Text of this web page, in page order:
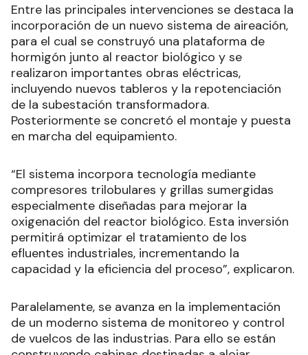
Entre las principales intervenciones se destaca la
incorporación de un nuevo sistema de aireación,
para el cual se construyó una plataforma de
hormigón junto al reactor biológico y se
realizaron importantes obras eléctricas,
incluyendo nuevos tableros y la repotenciación
de la subestación transformadora.
Posteriormente se concretó el montaje y puesta
en marcha del equipamiento.
“El sistema incorpora tecnología mediante
compresores trilobulares y grillas sumergidas
especialmente diseñadas para mejorar la
oxigenación del reactor biológico. Esta inversión
permitirá optimizar el tratamiento de los
efluentes industriales, incrementando la
capacidad y la eficiencia del proceso”, explicaron.
Paralelamente, se avanza en la implementación
de un moderno sistema de monitoreo y control
de vuelcos de las industrias. Para ello se están